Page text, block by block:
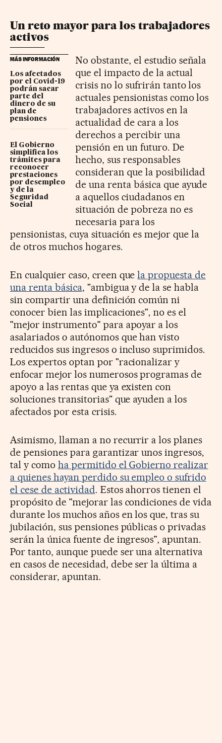
Un reto mayor para los trabajadores
activos
MÁS INFORMACIÓN
Los afectados
por el Covid-19
podrán sacar
parte del
dinero de su
plan de
pensiones
El Gobierno
simplifica los
trámites para
reconocer
prestaciones
por desempleo
y de la
Seguridad
Social
No obstante, el estudio señala
que el impacto de la actual
crisis no lo sufrirán tanto los
actuales pensionistas como los
trabajadores activos en la
actualidad de cara a los
derechos a percibir una
pensión en un futuro. De
hecho, sus responsables
consideran que la posibilidad
de una renta básica que ayude
a aquellos ciudadanos en
situación de pobreza no es
necesaria para los
pensionistas, cuya situación es mejor que la
de otros muchos hogares.
En cualquier caso, creen quela propuesta de
una renta básica, "ambigua y de la se habla
sin compartir una definición común ni
conocer bien las implicaciones", no es el
"mejor instrumento" para apoyar a los
asalariados o autónomos que han visto
reducidos sus ingresos o incluso suprimidos.
Los expertos optan por "racionalizar y
enfocar mejor los numerosos programas de
apoyo a las rentas que ya existen con
soluciones transitorias" que ayuden a los
afectados por esta crisis.
Asimismo, llaman a no recurrir a los planes
de pensiones para garantizar unos ingresos,
tal y como ha permitido el Gobierno realizar
a quienes hayan perdido su empleo o sufrido
el cese de actividad. Estos ahorros tienen el
propósito de "mejorar las condiciones de vida
durante los muchos años en los que, tras su
jubilación, sus pensiones públicas o privadas
serán la única fuente de ingresos", apuntan.
Por tanto, aunque puede ser una alternativa
en casos de necesidad, debe ser la última a
considerar, apuntan.